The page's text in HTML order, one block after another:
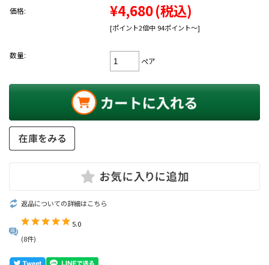
価格: ¥4,680(税込)
[ポイント2倍中 94ポイント～]
数量:
ペア
返品についての詳細はこちら
5.0
(8件)